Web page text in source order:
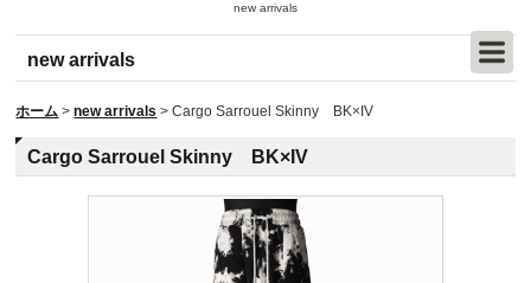
new arrivals
new arrivals
ホーム > new arrivals > Cargo Sarrouel Skinny BK×IV
Cargo Sarrouel Skinny BK×IV